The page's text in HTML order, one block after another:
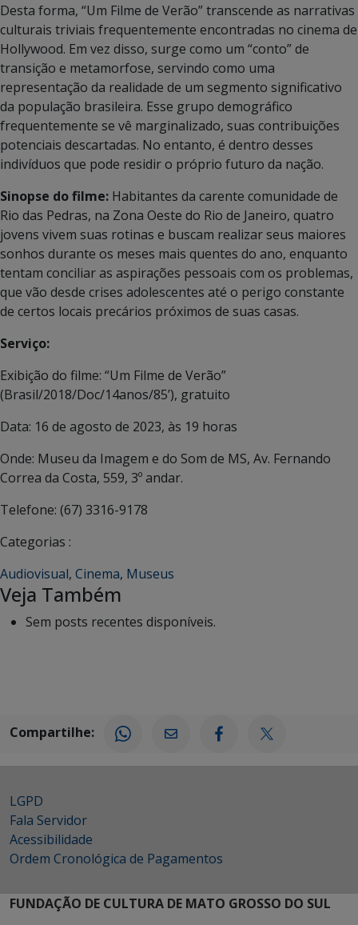
Desta forma, “Um Filme de Verão” transcende as narrativas
culturais triviais frequentemente encontradas no cinema de
Hollywood. Em vez disso, surge como um “conto” de
transição e metamorfose, servindo como uma
representação da realidade de um segmento significativo
da população brasileira. Esse grupo demográfico
frequentemente se vê marginalizado, suas contribuições
potenciais descartadas. No entanto, é dentro desses
indivíduos que pode residir o próprio futuro da nação.
Sinopse do filme: Habitantes da carente comunidade de
Rio das Pedras, na Zona Oeste do Rio de Janeiro, quatro
jovens vivem suas rotinas e buscam realizar seus maiores
sonhos durante os meses mais quentes do ano, enquanto
tentam conciliar as aspirações pessoais com os problemas,
que vão desde crises adolescentes até o perigo constante
de certos locais precários próximos de suas casas.
Serviço:
Exibição do filme: “Um Filme de Verão”
(Brasil/2018/Doc/14anos/85’), gratuito
Data: 16 de agosto de 2023, às 19 horas
Onde: Museu da Imagem e do Som de MS, Av. Fernando
Correa da Costa, 559, 3º andar.
Telefone: (67) 3316-9178
Categorias :
Audiovisual, Cinema, Museus
Veja Também
Sem posts recentes disponíveis.
Compartilhe:
LGPD
Fala Servidor
Acessibilidade
Ordem Cronológica de Pagamentos
FUNDAÇÃO DE CULTURA DE MATO GROSSO DO SUL